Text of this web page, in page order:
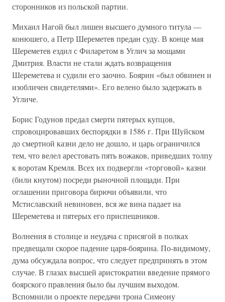
сторонников из польской партии.
Михаил Нагой был лишен высшего думного титула —
конюшего, а Петр Шереметев предан суду. В конце мая
Шереметев ездил с Филаретом в Углич за мощами
Дмитрия. Власти не стали ждать возвращения
Шереметева и судили его заочно. Боярин «был обвинен и
изобличен свидетелями». Его велено было задержать в
Угличе.
Борис Годунов предал смерти пятерых купцов,
спровоцировавших беспорядки в 1586 г. При Шуйском
до смертной казни дело не дошло, и царь ограничился
тем, что велел арестовать пять вожаков, приведших толпу
к воротам Кремля. Всех их подвергли «торговой» казни
(били кнутом) посреди рыночной площади. При
оглашении приговора бирючи объявили, что
Мстиславский невиновен, вся же вина падает на
Шереметева и пятерых его приспешников.
Волнения в столице и неудача с присягой в полках
предвещали скорое падение царя-боярина. По-видимому,
дума обсуждала вопрос, что следует предпринять в этом
случае. В глазах высшей аристократии введение прямого
боярского правления было бы лучшим выходом.
Вспомнили о проекте передачи трона Симеону